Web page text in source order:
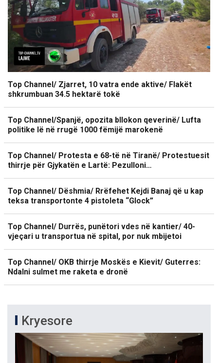
Top Channel/ Zjarret, 10 vatra ende aktive/ Flakët
shkrumbuan 34.5 hektarë tokë
Top Channel/Spanjë, opozita bllokon qeverinë/ Lufta
politike lë në rrugë 1000 fëmijë marokenë
Top Channel/ Protesta e 68-të në Tiranë/ Protestuesit
thirrje për Gjykatën e Lartë: Pezulloni…
Top Channel/ Dëshmia/ Rrëfehet Kejdi Banaj që u kap
teksa transportonte 4 pistoleta “Glock”
Top Channel/ Durrës, punëtori vdes në kantier/ 40-
vjeçari u transportua në spital, por nuk mbijetoi
Top Channel/ OKB thirrje Moskës e Kievit/ Guterres:
Ndalni sulmet me raketa e dronë
Kryesore